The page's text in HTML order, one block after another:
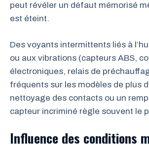
peut révéler un défaut mémorisé
est éteint.
Des voyants intermittents liés à
ou aux vibrations (capteurs ABS,
électroniques, relais de
fréquents sur les modèles de plus
nettoyage des contacts ou un
capteur incriminé règle souvent le
Influence des conditions